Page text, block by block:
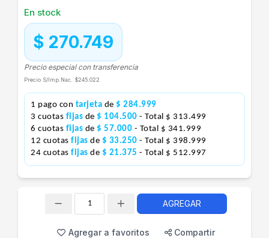
En stock
$ 270.749
Precio especial con transferencia
Precio S/Imp.Nac. $245.022
1 pago con tarjeta de $ 284.999
3 cuotas fijas de $ 104.500 - Total $ 313.499
6 cuotas fijas de $ 57.000 - Total $ 341.999
12 cuotas fijas de $ 33.250 - Total $ 398.999
24 cuotas fijas de $ 21.375 - Total $ 512.997
AGREGAR
Agregar a favoritos Compartir